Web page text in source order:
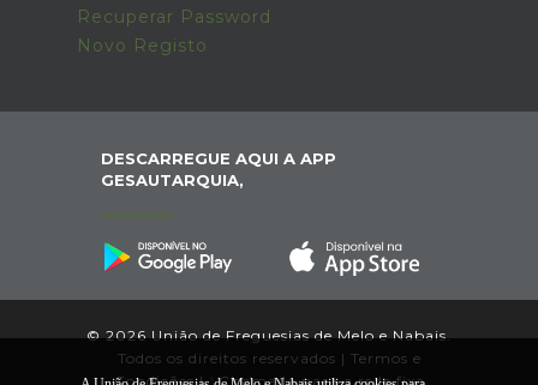
Recuperar Password
Novo Registo
DESCARREGUE AQUI A APP
GESAUTARQUIA,
© 2026 União de Freguesias de Melo e Nabais.
Todos os direitos reservados | Termos e
Condições|*Chamada para a rede fixa